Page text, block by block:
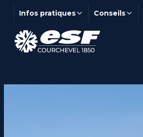
Infos pratiques Conseils